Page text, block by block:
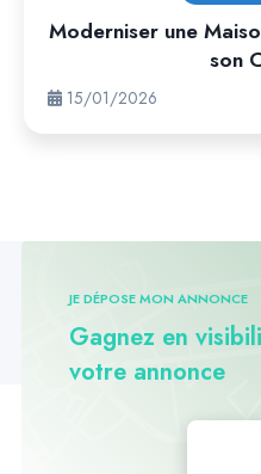
Moderniser une
son
15/01/2026
JE DÉPOSE MON ANNONCE
Gagnez en
votre annonce